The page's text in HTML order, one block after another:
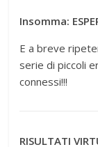
Insomma:
E a breve
serie di piccoli
connessi!!!
RISULTATI